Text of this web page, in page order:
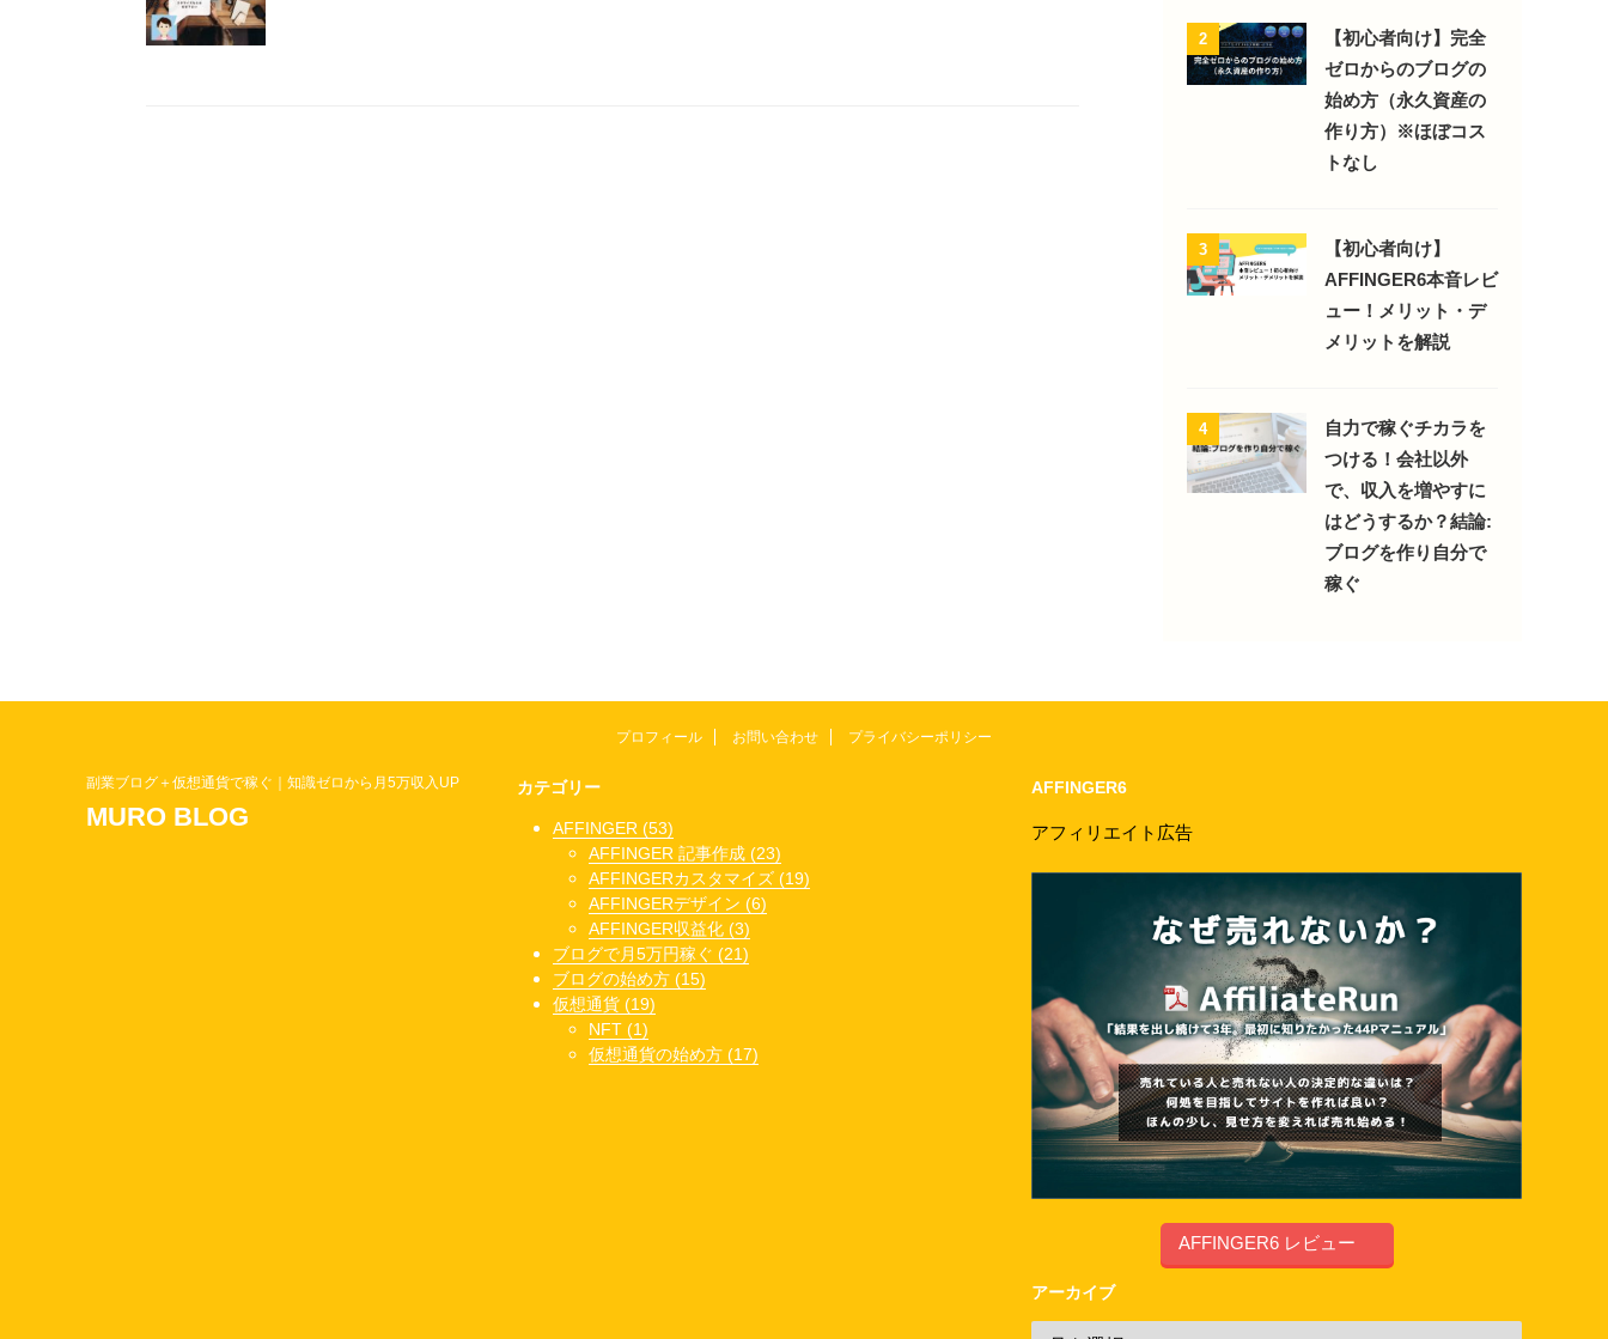
2
【初心者向け】完全
ゼロからのブログの
始め方（永久資産の
作り方）※ほぼコス
トなし
3
【初心者向け】
AFFINGER6本音レビ
ュー！メリット・デ
メリットを解説
4
自力で稼ぐチカラを
つける！会社以外
で、収入を増やすに
はどうするか？結論:
ブログを作り自分で
稼ぐ
プロフィール お問い合わせ プライバシーポリシー
カテゴリー
AFFINGER (53)
AFFINGER 記事作成 (23)
AFFINGERカスタマイズ (19)
AFFINGERデザイン (6)
AFFINGER収益化 (3)
ブログで月5万円稼ぐ (21)
ブログの始め方 (15)
仮想通貨 (19)
NFT (1)
仮想通貨の始め方 (17)
AFFINGER6
アフィリエイト広告
AFFINGER6 レビュー
アーカイブ
副業ブログ＋仮想通貨で稼ぐ｜知識ゼロから月5万収入UP
MURO BLOG